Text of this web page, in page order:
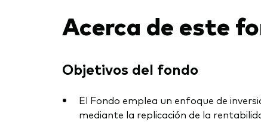
Acerca de este
Objetivos del fondo
El Fondo emplea un enfoque de
mediante la replicación de la